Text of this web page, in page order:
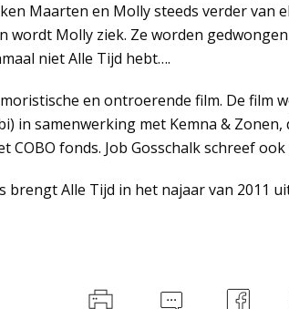
Maarten en Molly steeds verder van
wordt Molly ziek. Ze worden
niet Alle Tijd hebt….
en ontroerende film. De film
in samenwerking met Kemna & Zonen,
COBO fonds. Job Gosschalk schreef
brengt Alle Tijd in het najaar van 2011